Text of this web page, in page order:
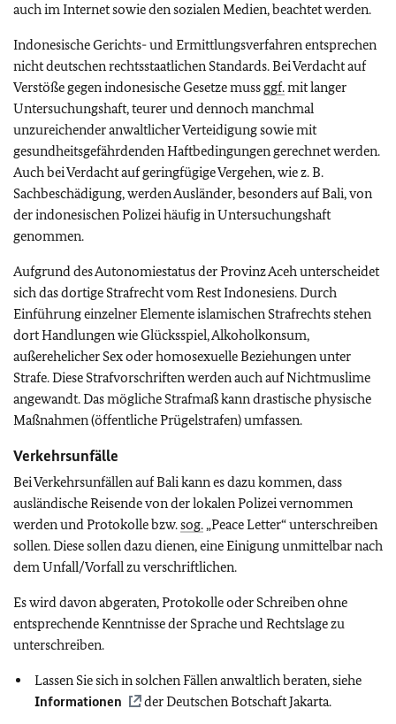
auch im Internet sowie den sozialen Medien, beachtet werden.
Indonesische Gerichts- und Ermittlungsverfahren entsprechen
nicht deutschen rechtsstaatlichen Standards. Bei Verdacht auf
Verstöße gegen indonesische Gesetze muss ggf.mit langer
Untersuchungshaft, teurer und dennoch manchmal
unzureichender anwaltlicher Verteidigung sowie mit
gesundheitsgefährdenden Haftbedingungen gerechnet werden.
Auch bei Verdacht auf geringfügige Vergehen, wie z. B.
Sachbeschädigung, werden Ausländer, besonders auf Bali, von
der indonesischen Polizei häufig in Untersuchungshaft
genommen.
Aufgrund des Autonomiestatus der Provinz Aceh unterscheidet
sich das dortige Strafrecht vom Rest Indonesiens. Durch
Einführung einzelner Elemente islamischen Strafrechts stehen
dort Handlungen wie Glücksspiel, Alkoholkonsum,
außerehelicher Sex oder homosexuelle Beziehungen unter
Strafe. Diese Strafvorschriften werden auch auf Nichtmuslime
angewandt. Das mögliche Strafmaß kann drastische physische
Maßnahmen (öffentliche Prügelstrafen) umfassen.
Verkehrsunfälle
Bei Verkehrsunfällen auf Bali kann es dazu kommen, dass
ausländische Reisende von der lokalen Polizei vernommen
werden und Protokolle bzw.sog.„Peace Letter“ unterschreiben
sollen. Diese sollen dazu dienen, eine Einigung unmittelbar nach
dem Unfall/Vorfall zu verschriftlichen.
Es wird davon abgeraten, Protokolle oder Schreiben ohne
entsprechende Kenntnisse der Sprache und Rechtslage zu
unterschreiben.
Lassen Sie sich in solchen Fällen anwaltlich beraten, siehe
Informationen
der Deutschen Botschaft Jakarta.